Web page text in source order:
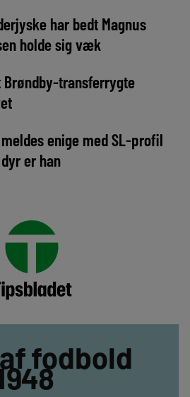
har bedt Magnus
holde sig væk
Brøndby-transferrygte
meldes enige med SL-profil
er han
fodbold